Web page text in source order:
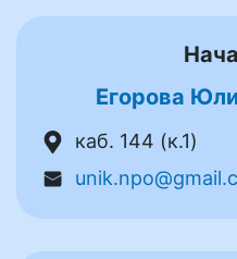
Егорова
каб. 144 (к.1)